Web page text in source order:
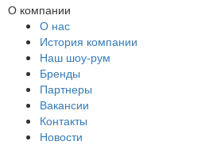
О компании
О нас
История компании
Наш шоу-рум
Бренды
Партнеры
Вакансии
Контакты
Новости